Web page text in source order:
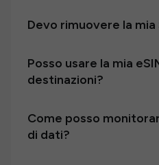
Devo rimuovere la mia
Posso usare la mia
destinazioni?
Come posso
di dati?